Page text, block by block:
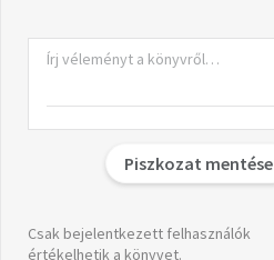
Piszkozat mentése
Csak bejelentkezett felhasználók
értékelhetik a könyvet.